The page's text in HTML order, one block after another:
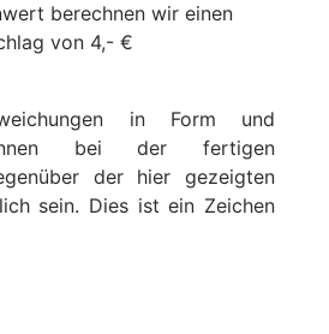
berechnen wir einen
von 4,- €
in Form und
bei der fertigen
der hier gezeigten
sein. Dies ist ein Zeichen